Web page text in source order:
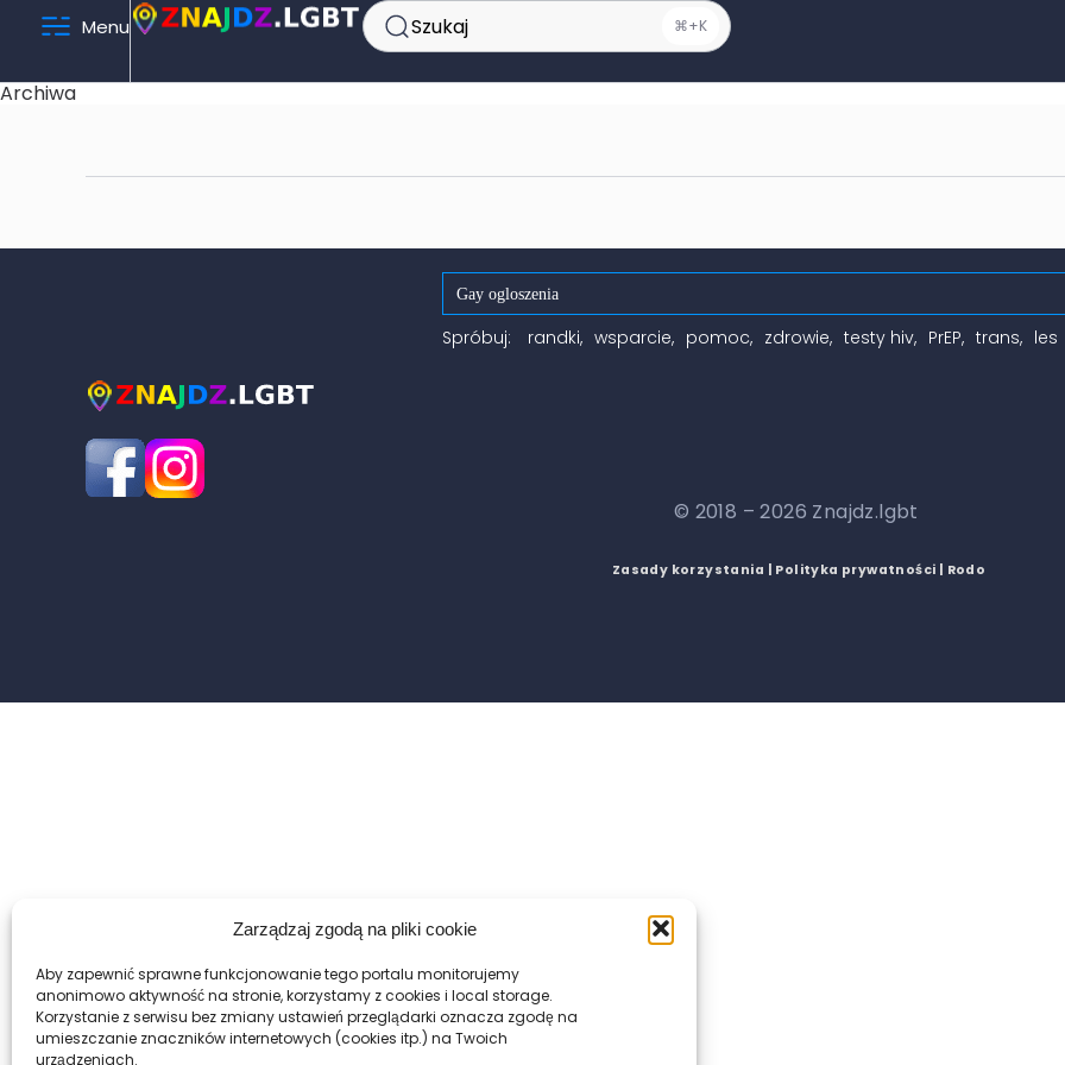
Zarządzaj zgodą na pliki cookie
Aby zapewnić sprawne funkcjonowanie tego portalu monitorujemy
anonimowo aktywność na stronie, korzystamy z cookies i local storage.
Korzystanie z serwisu bez zmiany ustawień przeglądarki oznacza zgodę na
umieszczanie znaczników internetowych (cookies itp.) na Twoich
urządzeniach.
Menu Szukaj ⌘+K
Archiwa
Spróbuj: randki wsparcie pomoc zdrowie testy hiv PrEP trans les
© 2018 – 2026 Znajdz.lgbt
Zasady korzystania | Polityka prywatności | Rodo